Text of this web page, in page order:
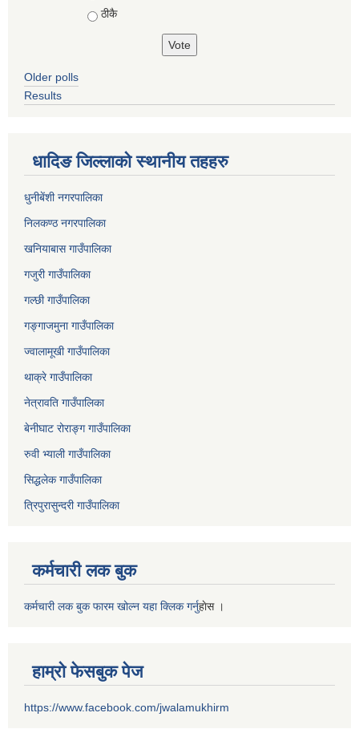
ठीकै
Older polls
Results
धादिङ जिल्लाकाे स्थानीय तहहरु
धुनीबेंशी नगरपालिका
निलकण्ठ नगरपालिका
खनियाबास गाउँपालिका
गजुरी गाउँपालिका
गल्छी गाउँपालिका
गङ्गाजमुना गाउँपालिका
ज्वालामूखी गाउँपालिका
थाक्रे गाउँपालिका
नेत्रावति गाउँपालिका
बेनीघाट रोराङ्ग गाउँपालिका
रुवी भ्याली गाउँपालिका
सिद्धलेक गाउँपालिका
त्रिपुरासुन्दरी गाउँपालिका
कर्मचारी लक बुक
कर्मचारी लक बुक फारम खोल्न यहा क्लिक गर्नुहाेस ।
हाम्रो फेसबुक पेज
https://www.facebook.com/jwalamukhirm